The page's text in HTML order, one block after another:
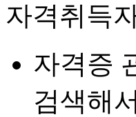
자격취득
자격증
검색해